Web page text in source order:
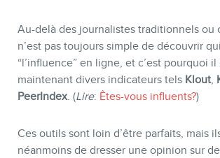
Au-delà des journalistes traditionnels ou
n’est pas toujours simple de découvrir
“l’influence” en ligne, et c’est pourquoi
maintenant divers indicateurs tels Klout,
PeerIndex. (Lire: Êtes-vous influents?)
Ces outils sont loin d’être parfaits, mais
néanmoins de dresser une opinion sur